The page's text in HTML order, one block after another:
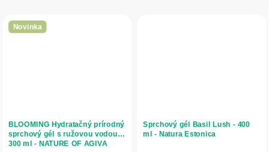
Novinka
BLOOMING Hydratačný prírodný
sprchový gél s ružovou vodou
300 ml - NATURE OF AGIVA
Sprchový gél Basil Lush - 400
ml - Natura Estonica